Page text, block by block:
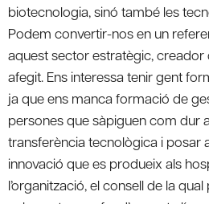
biotecnologia, sinó també les
Podem convertir-nos en un
aquest sector estratègic, creador
afegit. Ens interessa tenir gent
ja que ens manca formació de
persones que sàpiguen com dur
transferència tecnològica i posar
innovació que es produeix als
l’organització, el consell de la